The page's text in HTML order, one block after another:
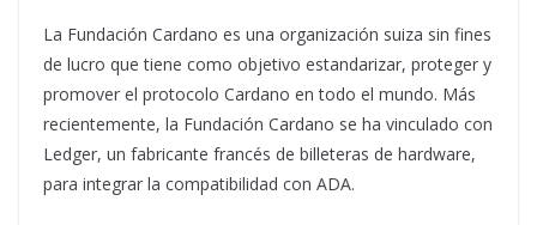
La Fundación Cardano es una organización suiza sin fines
de lucro que tiene como objetivo estandarizar, proteger y
promover el protocolo Cardano en todo el mundo. Más
recientemente, la Fundación Cardano se ha vinculado con
Ledger, un fabricante francés de billeteras de hardware,
para integrar la compatibilidad con ADA.